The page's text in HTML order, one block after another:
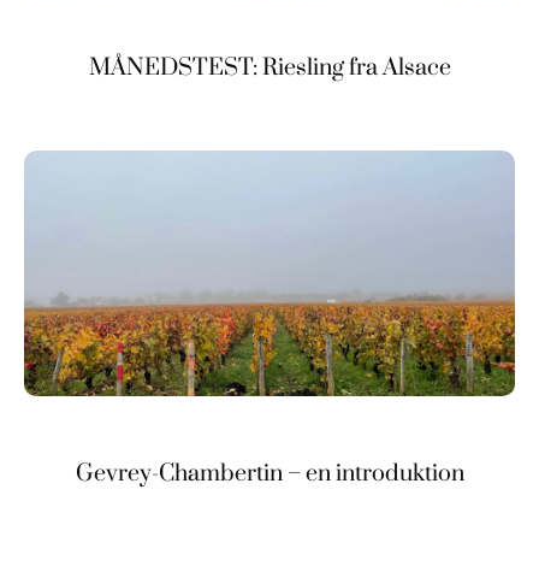
MÅNEDSTEST: Riesling fra Alsace
Gevrey-Chambertin – en introduktion